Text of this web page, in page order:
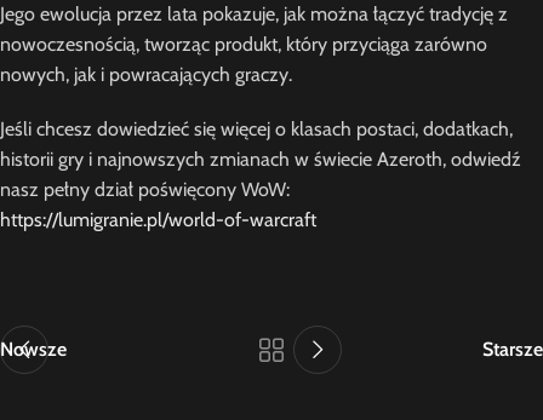
Jego ewolucja przez lata pokazuje, jak można łączyć tradycję z
nowoczesnością, tworząc produkt, który przyciąga zarówno
nowych, jak i powracających graczy.
Jeśli chcesz dowiedzieć się więcej o klasach postaci, dodatkach,
historii gry i najnowszych zmianach w świecie Azeroth, odwiedź
nasz pełny dział poświęcony WoW:
https://lumigranie.pl/world-of-warcraft
Nowsze Starsze